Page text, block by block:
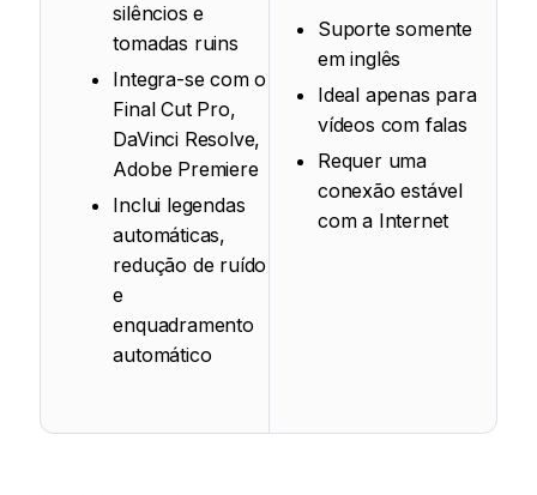
silêncios e
tomadas ruins
Integra-se com o
Final Cut Pro,
DaVinci Resolve,
Adobe Premiere
Inclui legendas
automáticas,
redução de ruído
e
enquadramento
automático
Suporte somente
em inglês
Ideal apenas para
vídeos com falas
Requer uma
conexão estável
com a Internet